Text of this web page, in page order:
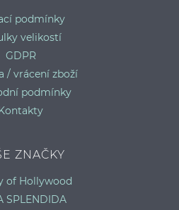
podmínky
velikostí
GDPR
/ vrácení zboží
podmínky
ZNAČKY
of Hollywood
SPLENDIDA